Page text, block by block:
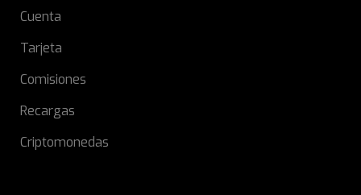
Cuenta
Tarjeta
Comisiones
Recargas
Criptomonedas